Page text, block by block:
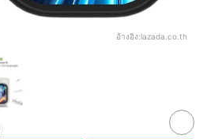
อ้างอิง:lazada.co.th